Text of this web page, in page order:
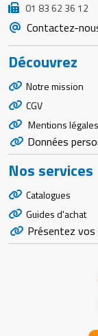
01 83 62 36 12
Contactez-
Découvrez
Notre mission
CGV
Mentions légales
Données
Nos services
Catalogues
Guides d'achat
Présentez